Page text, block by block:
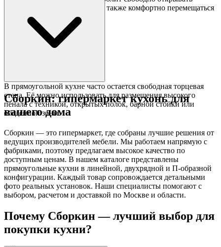
дверцы и выдвигать ящики, а также комфортно перемещаться
двум людям одновременно.
В прямоугольной кухне часто остается свободная торцевая
стена. Её можно использовать для размещения высокого
пенала с техникой, открытых полок, барной стойки или
обеденной зоны.
Сборкин: гипермаркет кухонь для
вашего дома
Сборкин — это гипермаркет, где собраны лучшие решения от
ведущих производителей мебели. Мы работаем напрямую с
фабриками, поэтому предлагаем высокое качество по
доступным ценам. В нашем каталоге представлены
прямоугольные кухни в линейной, двухрядной и П-образной
конфигурации. Каждый товар сопровождается детальными
фото реальных установок. Наши специалисты помогают с
выбором, расчетом и доставкой по Москве и области.
Почему Сборкин — лучший выбор для
покупки кухни?